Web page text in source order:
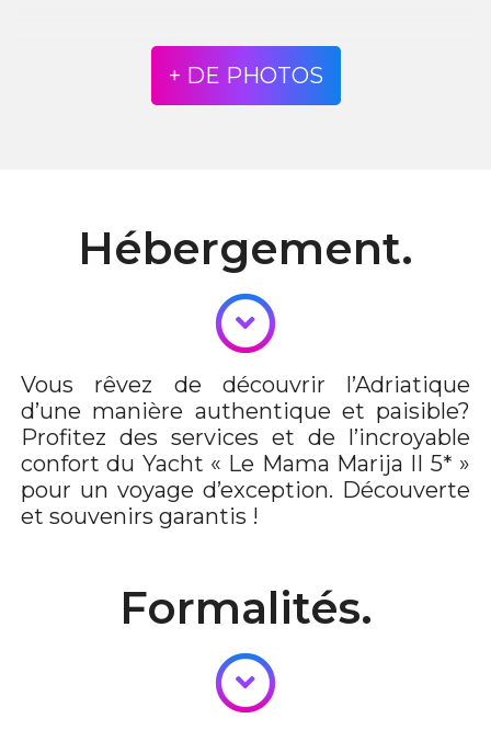
+ DE PHOTOS
Hébergement.
Vous rêvez de découvrir l’Adriatique
d’une manière authentique et paisible?
Profitez des services et de l’incroyable
confort du Yacht « Le Mama Marija II 5* »
pour un voyage d’exception. Découverte
et souvenirs garantis !
Formalités.